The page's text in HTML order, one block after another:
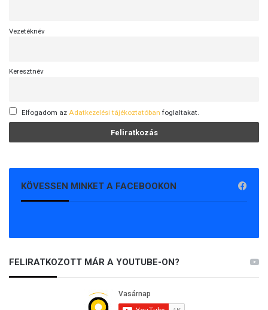
Vezetéknév
Keresztnév
Elfogadom az Adatkezelési tájékoztatóban foglaltakat.
KÖVESSEN MINKET A FACEBOOKON
FELIRATKOZOTT MÁR A YOUTUBE-ON?